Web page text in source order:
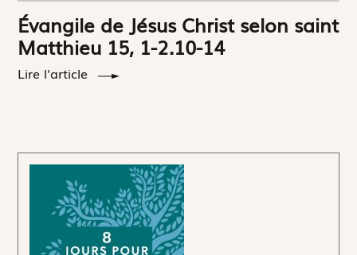
Évangile de Jésus Christ selon saint
Matthieu 15, 1-2.10-14
Lire l'article